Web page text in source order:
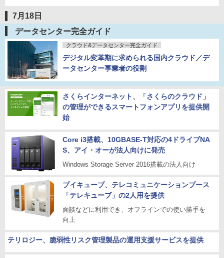
7月18日
データセンター完全ガイド
クラウド&データセンター完全ガイド
デジタル変革期に求められる国内クラウド／デ
ータセンター事業者の役割
さくらインターネット、「さくらのクラウド」
の管理ができるスマートフォンアプリを提供開
始
Core i3搭載、10GBASE-T対応の4ドライブNA
S、アイ・オーが法人向けに発売
Windows Storage Server 2016搭載の法人向け
ブイキューブ、テレコミュニケーションブース
「テレキューブ」の2人用を提供
面談などに利用でき、オフラインでの使い勝手を
向上
テリロジー、脆弱性リスク管理製品の運用支援サービスを提供